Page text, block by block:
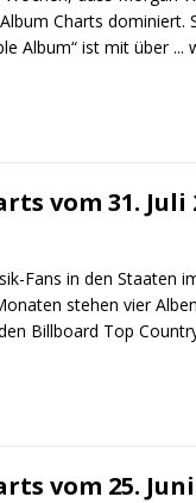
Charts dominiert.
Album“ ist mit über ...
vom 31. Juli
Fans in den Staaten
stehen vier
Billboard Top
vom 25. Juni